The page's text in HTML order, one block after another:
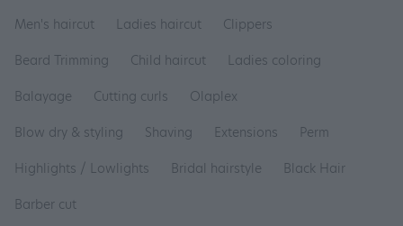
Men's haircut Ladies haircut
Clippers
Beard Trimming
Child haircut
Ladies coloring
Balayage
Cutting curls
Olaplex
Blow dry & styling
Shaving Extensions
Perm
Highlights / Lowlights
Bridal hairstyle
Black Hair
Barber cut